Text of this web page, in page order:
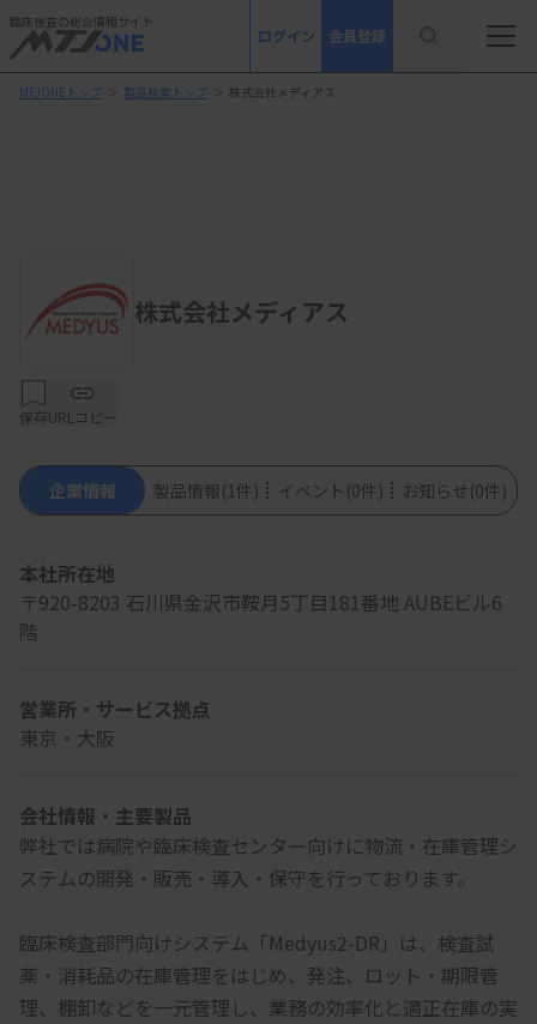
臨床検査の総合情報サイト
ログイン 会員登録
MTJONEトップ ＞ 製品検索トップ ＞ 株式会社メディアス
株式会社メディアス
保存URLコピー
企業情報 製品情報(1件) イベント (0件) お知らせ (0件)
本社所在地
〒920-8203 石川県金沢市鞍月5丁目181番地 AUBEビル6
階
営業所・サービス拠点
東京・大阪
会社情報・主要製品
弊社では病院や臨床検査センター向けに物流・在庫管理シ
ステムの開発・販売・導入・保守を行っております。
臨床検査部門向けシステム「Medyus2-DR」は、検査試
薬・消耗品の在庫管理をはじめ、発注、ロット・期限管
理、棚卸などを一元管理し、業務の効率化と適正在庫の実